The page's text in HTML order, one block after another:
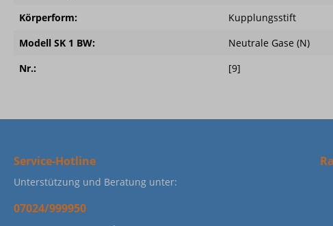
Körperform:
Kupplungsstift
Modell SK 1 BW:
Neutrale Gase (N)
Nr.:
[9]
Service-Hotline
Unterstützung und Beratung unter:
07024/999950